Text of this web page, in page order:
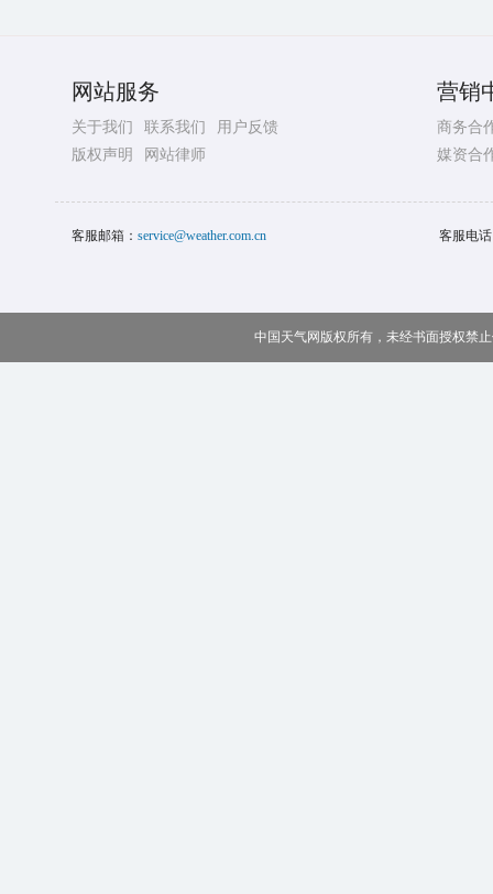
网站服务
关于我们 联系我们
用户反馈
版权声明
网站律师
营销
商务合
媒资合
客服邮箱： service@weather.com.cn 客服电
中国天气网版权所有，未经书面授权